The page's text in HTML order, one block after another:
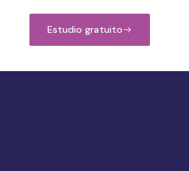
Estudio gratuito